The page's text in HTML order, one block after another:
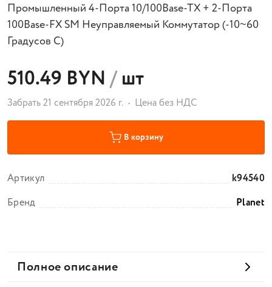
Промышленный 4-Порта 10/100Base-TX + 2-Порта
100Base-FX SM Неуправляемый Коммутатор (-10~60
Градусов C)
510.49 BYN/шт
Забрать 21 сентября 2026 г. Цена без НДС
В корзину
Артикул
k94540
Бренд
Planet
Полное описание